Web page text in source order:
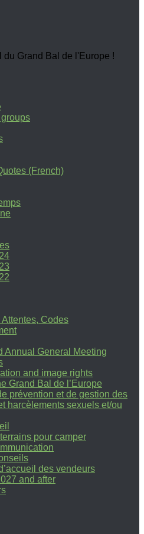
du Grand Bal de l'Europe !
(French)
Attentes, Codes
Annual General Meeting
and image rights
Grand Bal de l’Europe
prévention et de gestion des
harcèlements sexuels et/ou
pour camper
des vendeurs
and after